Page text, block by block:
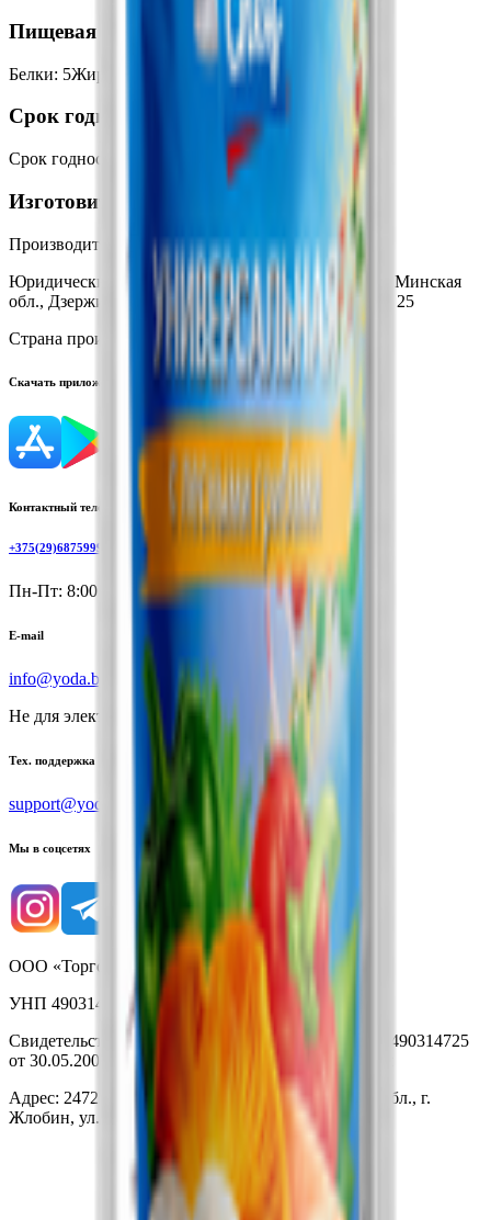
Пищевая ценность на 100г
Белки: 5Жиры Углеводы :34 Калории
Срок годности
Срок годности
Изготовитель
Производитель:
ООО «Гурмина-ПРО»
Юридический адрес: 222750, Республика Беларусь, Минская
обл., Дзержинский р-н, г. Фаниполь, ул. Заводская, 25
Страна производства:Республика Беларусь
Скачать приложение
Контактный телефон
+375(29)6875999
Пн-Пт: 8:00 - 17:00
E-mail
info@yoda.by
Не для электронных обращений
Тех. поддержка
support@yoda.by
Мы в соцсетях
ООО «Торговая сеть «Продмир»
УНП 490314725
Свидетельство о государственной регистрации № 490314725
от 30.05.2003г выдано Гомельским облисполкомом
Адрес: 247210, Республика Беларусь, Гомельская обл., г.
Жлобин, ул. Козлова 2-А